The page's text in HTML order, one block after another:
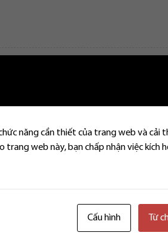
lý đơn yêu cầu mở thủ tục
của người nộp đơn yêu cầu mở thủ
các bên liên quan cùng ngồi lại với nhau
năng cần thiết của trang web và cải
web này, bạn chấp nhận việc kích
Cấu hình Từ